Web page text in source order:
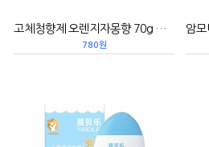
고체청향제 오렌지자몽향 70g 固体清香剂橘香柚惑
780원